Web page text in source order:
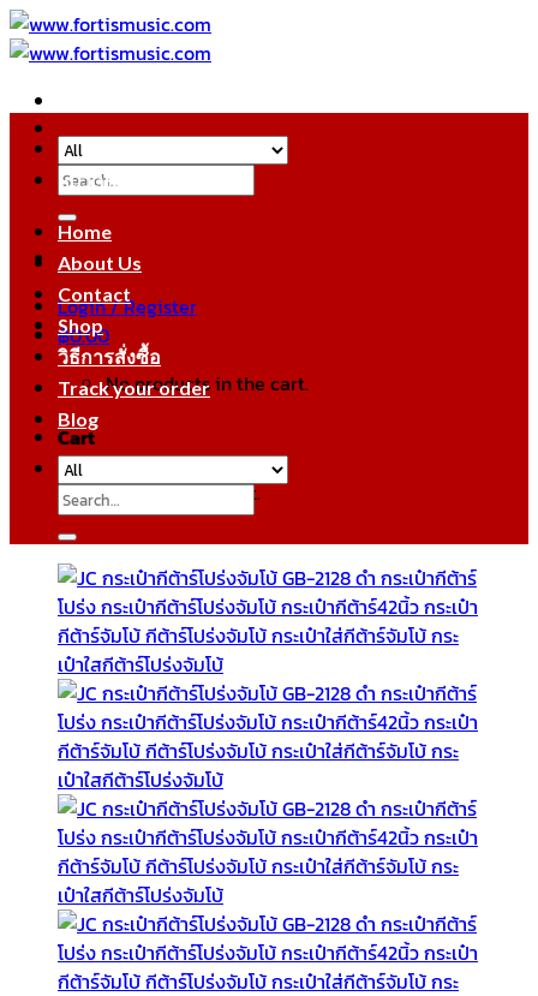
Skip
to
Search
for:
Login / Register
฿0.00
No products in the cart.
Cart
No products in the cart.
หมวดหมู่สินค้า
Home
About Us
Contact
Shop
วิธีการสั่งซื้อ
Track your order
Blog
Search
for: